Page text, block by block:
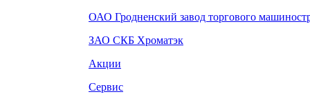
ОАО Гродненский завод торгового
ЗАО СКБ Хроматэк
Акции
Сервис